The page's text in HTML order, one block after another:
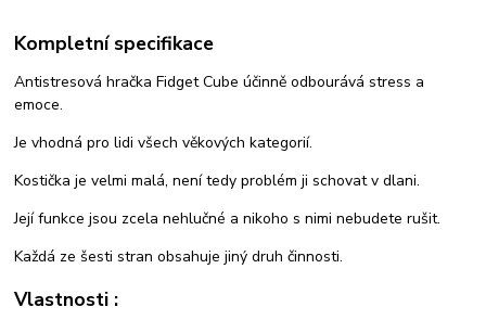
Kompletní specifikace
Antistresová hračka Fidget Cube účinně odbourává stress a
emoce.
Je vhodná pro lidi všech věkových kategorií.
Kostička je velmi malá, není tedy problém ji schovat v dlani.
Její funkce jsou zcela nehlučné a nikoho s nimi nebudete rušit.
Každá ze šesti stran obsahuje jiný druh činnosti.
Vlastnosti :